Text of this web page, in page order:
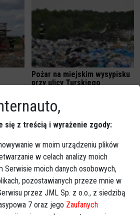
Pożar na miejskim wysypisku
przy ulicy Turskiego
800
Pożar przy Kolejowej: Ranna
jedna osoba
się z treścią i wyrażenie zgody:
w moim urządzeniu plików
w celach analizy moich
Serwisie moich danych osobowych,
pozostawianych przeze mnie w
przez JML Sp. z o.o., z siedzibą
7 oraz jego Zaufanych